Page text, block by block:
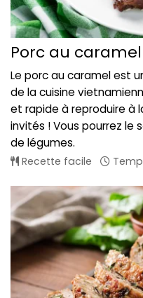
Porc au caramel
Le porc au caramel est
de la cuisine
et rapide à reproduire à
invités ! Vous pourrez le
de légumes.
Recette facile